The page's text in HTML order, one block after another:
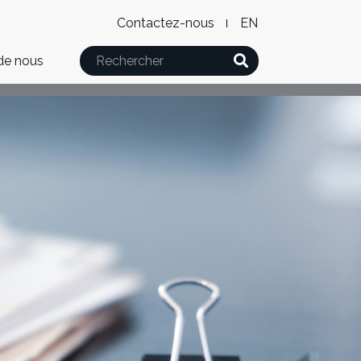
Level
2
Menu
Contactez-nous WxT
Language
switcher
nous Rechercher